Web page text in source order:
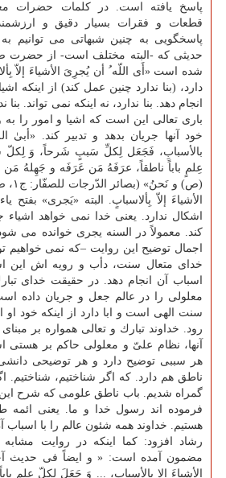
پاسخ یافته است. در كلمات حضرات
قطعات و فقرات بسیار دقیق و
پاسخگویی به چنین شبهاتی می توانیم به
حدیثی كه -البته مختلف است- از حضرت
شده است «أَی اللّه ُ أن یُجرِیَ الأشیاءَ إلاّ
دارد، (بنا ندارد چنین عمل كند) از اینكه
انجام دهد. بنا ندارد، نه اینكه نمی تواند.
باری تعالی این است كه اشیا و امور را
خود آنها جریان بدهد و تدبیر كند. «أبیٰ
بالأسبابِ، فَجَعَل لِكلِّ سَببٍ شَرحاً، وَ
عِلمٍ باباً ناطقاً، عرَفَهُ مَن عَرَفَه و جَهِلهُ
الأشیاءَ إلاّ بِألاسبابٍ. البته «یَجری» بفتح
اشكال ندارد. یعنی خدا نمی خواهد اشیاء
كند. معمولاً در السنه یجری خوانده می
اجمال توضیح این روایت –كه نمی
خدای متعال سنت، دأب و رویه اش این
اسباب آن انجام دهد. در حقیقت خدای
معلولی را در عالم جعل و جریان داده
سنت الهی است و ابا دارد از اینكه خود او
رود. خداوند تبارك و تعالی همواره بر
آنها، نظام علیّ و معلولی حاكم بر
هر سببی توضیح دارد و هر توضیحی
ناطق هم دارد. كه اگر شناختیم، شناختیم.
گمراه شدیم. باب ناطق علومی كه شرح
فرموده اند رسول خدا و ما. یعنی ائمه
هستیم. خداوند همه شئون عالم را با
رشاد افزود: كما اینكه در روایت
مضمون آمده است: « و ایضاً فی حدیث
الأشیاءَ إلا بالأسبابِ، ... وَ جَعَلَ لكلّ عِلمٍ